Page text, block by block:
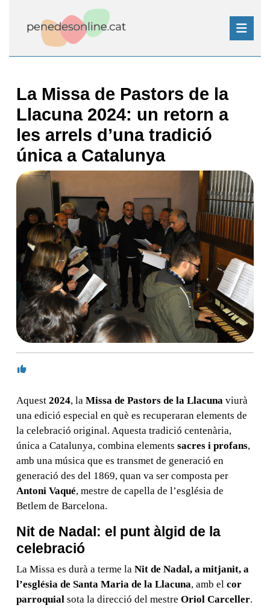
content
to
Button
La Missa de Pastors de la
Llacuna 2024: un retorn a
les arrels d’una tradició
única a Catalunya
Aquest 2024, la Missa de Pastors de la Llacuna viurà
una edició especial en què es recuperaran elements de
la celebració original. Aquesta tradició centenària,
única a Catalunya, combina elements sacres i profans,
amb una música que es transmet de generació en
generació des del 1869, quan va ser composta per
Antoni Vaqué, mestre de capella de l’església de
Betlem de Barcelona.
Nit de Nadal: el punt àlgid de la
celebració
La Missa es durà a terme la Nit de Nadal, a mitjanit, a
l’església de Santa Maria de la Llacuna, amb el cor
parroquial sota la direcció del mestre Oriol Carceller.